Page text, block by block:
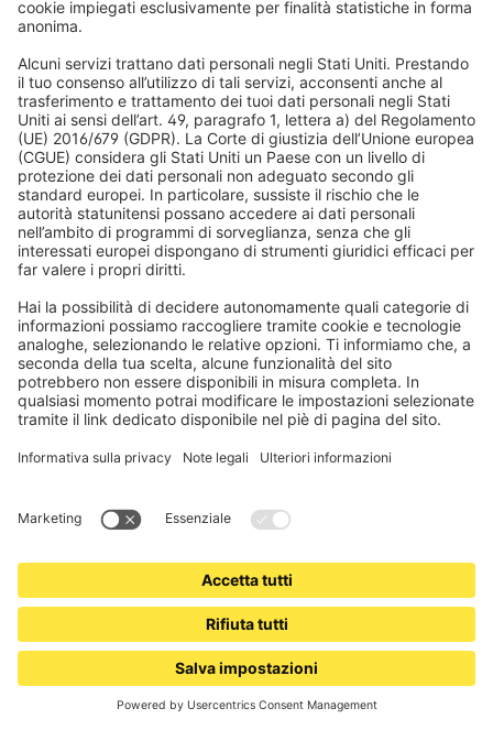
Reti antipolline o antipolvere fine per porte su
misura
Se stai cercando protezione da insetti, pollini o polveri fini per
installate in modo permanente e offrono una protezione
affidabile. Per le porte comuni di terrazze o balconi, si consigliano
le varianti a battente salvaspazio.
Anche per porte larghe c'è una soluzione: la nostra variante
doppia.
Per tutti i tipi, l'assistente virtuale di configurazione ti aiuta. Devi
passo dopo passo attraverso tutti gli altri punti, con cui puoi
assemblare la tua porta con rete antipolline o antipolvere fine
personale.
Nella guida alle misure nell'assistente di configurazione trovi
tutte le informazioni rilevanti per la misurazione.